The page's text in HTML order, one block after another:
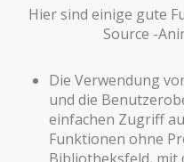
Hier sind einige gute
Source -
Die Verwendung
und die
einfachen Zugriff
Funktionen ohne